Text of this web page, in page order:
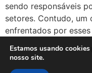
sendo responsáveis
setores. Contudo, um
enfrentados por
de expansão,
Estamos usando
nosso site.